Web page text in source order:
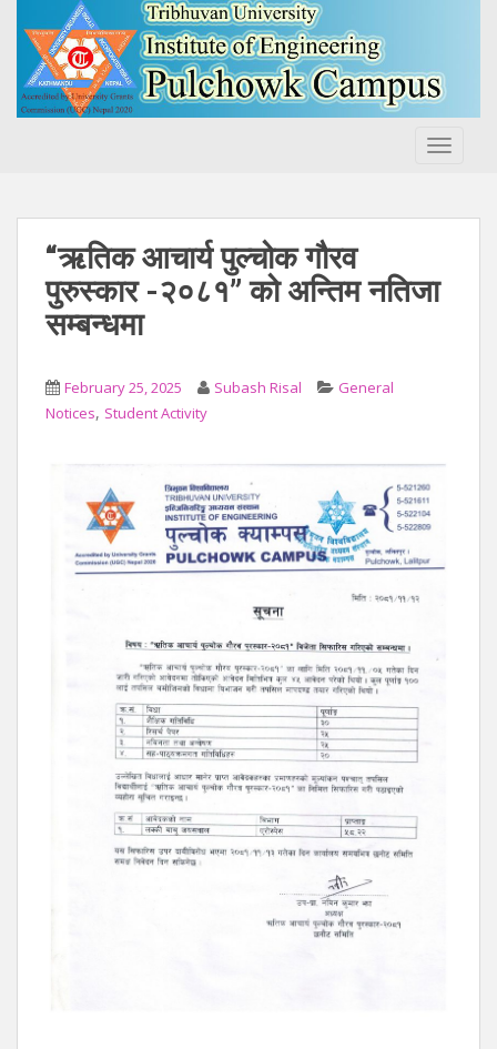
“ऋतिक आचार्य पुल्चोक गौरव
पुरुस्कार -२०८१” को अन्तिम नतिजा
सम्बन्धमा
February 25, 2025 Subash Risal
General
Notices, Student Activity